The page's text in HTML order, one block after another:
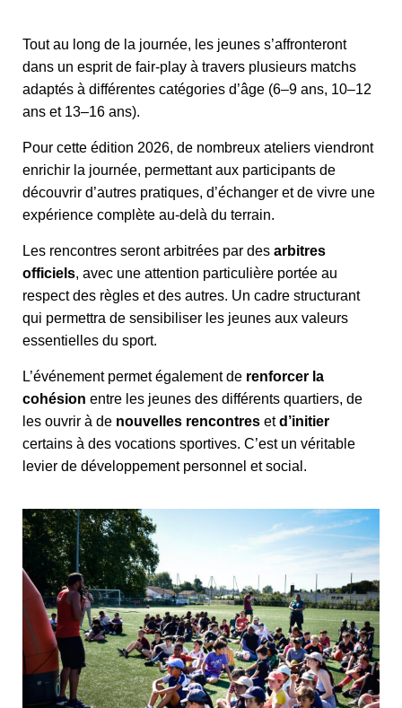
Tout au long de la journée, les jeunes s’affronteront
dans un esprit de fair-play à travers plusieurs matchs
adaptés à différentes catégories d’âge (6–9 ans, 10–12
ans et 13–16 ans).
Pour cette édition 2026, de nombreux ateliers viendront
enrichir la journée, permettant aux participants de
découvrir d’autres pratiques, d’échanger et de vivre une
expérience complète au-delà du terrain.
Les rencontres seront arbitrées par des arbitres
officiels, avec une attention particulière portée au
respect des règles et des autres. Un cadre structurant
qui permettra de sensibiliser les jeunes aux valeurs
essentielles du sport.
L’événement permet également de renforcer la
cohésion entre les jeunes des différents quartiers, de
les ouvrir à de nouvelles rencontres etd’initier
certains à des vocations sportives. C’est un véritable
levier de développement personnel et social.